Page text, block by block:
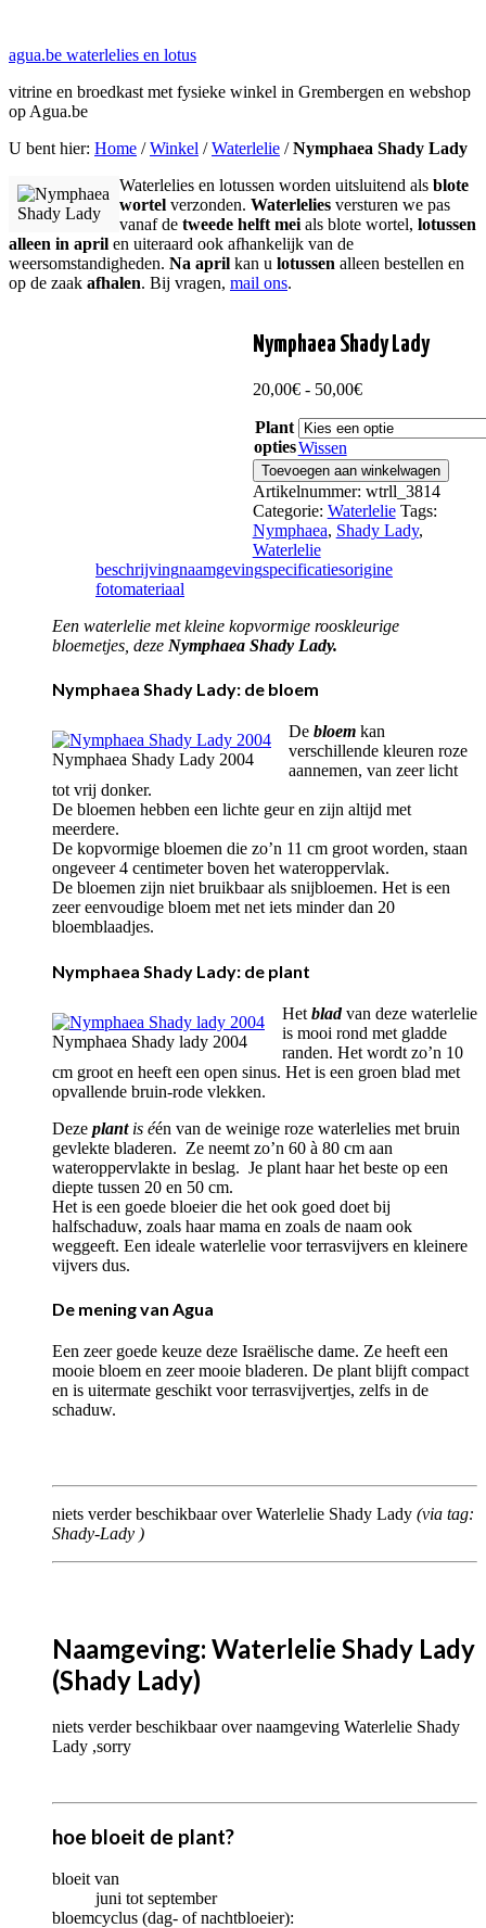
agua.be waterlelies en lotus
vitrine en broedkast met fysieke winkel in Grembergen en webshop
op Agua.be
U bent hier: Home /Winkel /Waterlelie /Nymphaea Shady Lady
Waterlelies en lotussen worden uitsluitend alsblote
wortel verzonden.Waterlelies versturen we pas
vanaf detweede helft mei als blote wortel,lotussen
alleen in april en uiteraard ook afhankelijk van de
weersomstandigheden. Na april kan u lotussen alleen bestellen en
op de zaak afhalen. Bij vragen, mail ons.
Nymphaea Shady Lady
20,00€ - 50,00€Prijsklasse:
tot
Plant
optiesWissen
Nymphaea
Shady
Lady
aantal
Toevoegen aan winkelwagen
Artikelnummer: wtrll_3814
Categorie: Waterlelie Tags:
Nymphaea, Shady Lady,
Waterlelie
beschrijvingnaamgevingspecificatiesorigine
fotomateriaal
Een waterlelie met kleine kopvormige rooskleurige
bloemetjes, deze Nymphaea Shady Lady.
Nymphaea Shady Lady: de bloem
Nymphaea Shady Lady 2004
De bloem kan
verschillende kleuren roze
aannemen, van zeer licht
tot vrij donker.
De bloemen hebben een lichte geur en zijn altijd met
meerdere.
De kopvormige bloemen die zo’n 11 cm groot worden, staan
ongeveer 4 centimeter boven het wateroppervlak.
De bloemen zijn niet bruikbaar als snijbloemen. Het is een
zeer eenvoudige bloem met net iets minder dan 20
bloemblaadjes.
Nymphaea Shady Lady: de plant
Nymphaea Shady lady 2004
Het bladvan deze waterlelie
is mooi rond met gladde
randen. Het wordt zo’n 10
cm groot en heeft een open sinus. Het is een groen blad met
opvallende bruin-rode vlekken.
Deze plant is één van de weinige roze waterlelies met bruin
gevlekte bladeren. Ze neemt zo’n 60 à 80 cm aan
wateroppervlakte in beslag. Je plant haar het beste op een
diepte tussen 20 en 50 cm.
Het is een goede bloeier die het ook goed doet bij
halfschaduw, zoals haar mama en zoals de naam ook
weggeeft. Een ideale waterlelie voor terrasvijvers en kleinere
vijvers dus.
De mening van Agua
Een zeer goede keuze deze Israëlische dame. Ze heeft een
mooie bloem en zeer mooie bladeren. De plant blijft compact
en is uitermate geschikt voor terrasvijvertjes, zelfs in de
schaduw.
niets verder beschikbaar over Waterlelie Shady Lady (via tag:
Shady-Lady )
Naamgeving: Waterlelie Shady Lady
(Shady Lady)
niets verder beschikbaar over naamgeving Waterlelie Shady
Lady ,sorry
hoe bloeit de plant?
bloeit van
juni tot september
bloemcyclus (dag- of nachtbloeier):